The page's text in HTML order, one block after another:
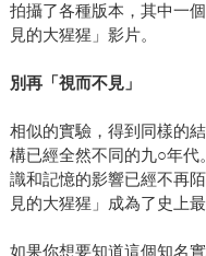
拍攝了各種版本，其中一
見的大猩猩」影片。
別再「視而不見」
相似的實驗，得到同樣的
構已經全然不同的九○年
識和記憶的影響已經不再
見的大猩猩」成為了史上
如果你想要知道這個知名